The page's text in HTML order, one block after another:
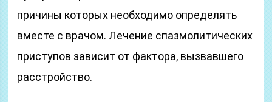
причины которых необходимо определять
вместе с врачом. Лечение спазмолитических
приступов зависит от фактора, вызвавшего
расстройство.